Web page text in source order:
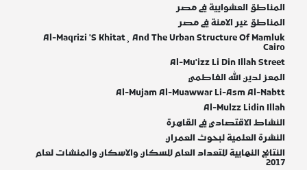
المناطق العشوايية في مصر
المناطق غير الامنة في مصر
Al-Maqrizi 'S Khitat¸ And The Urban Structure Of Mamluk
Cairo
Al-Mu'izz Li Din Illah Street
المعز لدين الله الفاطمي
Al-Mujam Al-Muawwar Li-Asm Al-Nabtt
Al-Mulzz Lidin Illah
النشاط الاقتصادي في القاهرة
النشرة العلمية لبحوث العمران
النتايج النهايية للتعداد العام للسكان والاسكان والمنشات لعام
2017